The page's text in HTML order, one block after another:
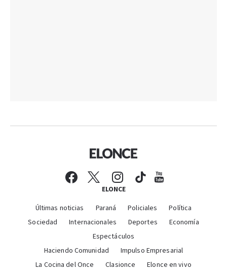
ELONCE
Últimas noticias Paraná Policiales
Política
Sociedad
Internacionales Deportes
Economía
Espectáculos
Haciendo Comunidad
Impulso Empresarial
La Cocina del Once
Clasionce
Elonce en vivo